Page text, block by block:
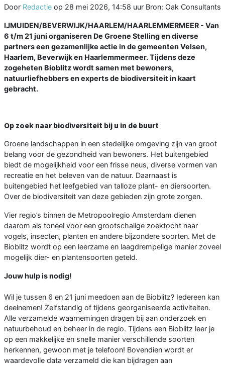
Door Redactie op 28 mei 2026, 14:58 uur Bron: Oak Consultants
IJMUIDEN/BEVERWIJK/HAARLEM/HAARLEMMERMEER - Van
6 t/m 21 juni organiseren De Groene Stelling en diverse
partners een gezamenlijke actie in de gemeenten Velsen,
Haarlem, Beverwijk en Haarlemmermeer. Tijdens deze
zogeheten Bioblitz wordt samen met bewoners,
natuurliefhebbers en experts de biodiversiteit in kaart
gebracht.
Op zoek naar biodiversiteit bij u in de buurt
Groene landschappen in een stedelijke omgeving zijn van groot
belang voor de gezondheid van bewoners. Het buitengebied
biedt de mogelijkheid voor een frisse neus, diverse vormen van
recreatie en het beleven van de natuur. Daarnaast is
buitengebied het leefgebied van talloze plant- en diersoorten.
Over de biodiversiteit van deze gebieden zijn grote zorgen.
Vier regio’s binnen de Metropoolregio Amsterdam dienen
daarom als toneel voor een grootschalige zoektocht naar
vogels, insecten, planten en andere bijzondere soorten. Met de
Bioblitz wordt op een leerzame en laagdrempelige manier zoveel
mogelijk dier- en plantensoorten geteld.
Jouw hulp is nodig!
Wil je tussen 6 en 21 juni meedoen aan de Bioblitz? Iedereen kan
deelnemen! Zelfstandig of tijdens georganiseerde activiteiten.
Alle verzamelde waarnemingen dragen bij aan onderzoek en
natuurbehoud en beheer in de regio. Tijdens een Bioblitz leer je
op een makkelijke en snelle manier verschillende soorten
herkennen, gewoon met je telefoon! Bovendien wordt er
waardevolle data verzameld die kan bijdragen aan